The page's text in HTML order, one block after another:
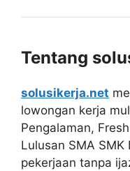
Tentang
solusikerja.net
lowongan kerja
Pengalaman,
Lulusan SMA
pekerjaan tanpa